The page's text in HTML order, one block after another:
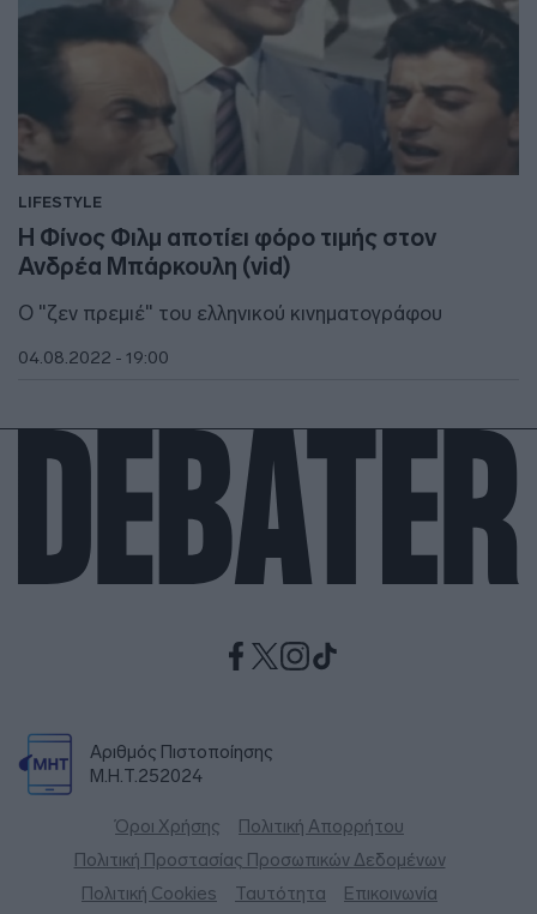
LIFESTYLE
Η Φίνος Φιλμ αποτίει φόρο τιμής στον
Ανδρέα Μπάρκουλη (vid)
Ο "ζεν πρεμιέ" του ελληνικού κινηματογράφου
04.08.2022 - 19:00
Αριθμός Πιστοποίησης
Μ.Η.Τ.252024
Όροι Χρήσης
Πολιτική Απορρήτου
Πολιτική Προστασίας Προσωπικών Δεδομένων
Πολιτική Cookies
Ταυτότητα Επικοινωνία